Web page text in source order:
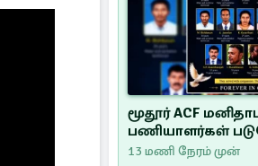
மூதூர் ACF
பணியாளர்கள்
20
13 மணி நேரம் முன்